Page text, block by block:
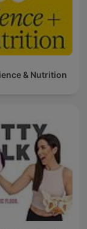
& Nutrition